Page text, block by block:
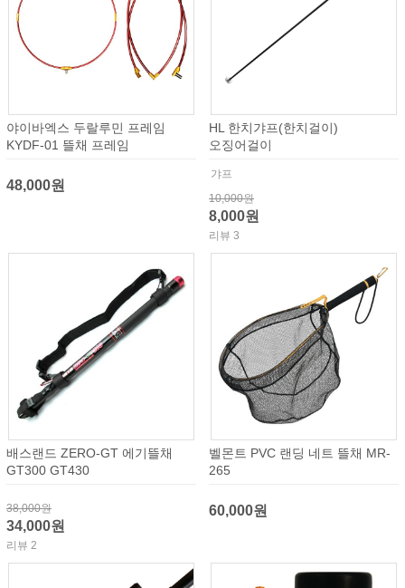
야이바엑스 두랄루민 프레임
KYDF-01 뜰채 프레임
48,000원
HL 한치갸프(한치걸이)
오징어걸이
갸프
10,000원
8,000원
리뷰 3
배스랜드 ZERO-GT 에기뜰채
GT300 GT430
38,000원
34,000원
리뷰 2
벨몬트 PVC 랜딩 네트 뜰채 MR-
265
60,000원